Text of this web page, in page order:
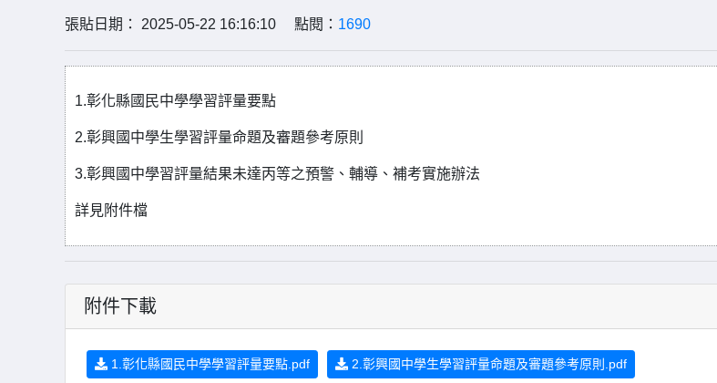
張貼日期： 2025-05-22 16:16:10 點閱： 1690
1.彰化縣國民中學學習評量要點
2.彰興國中學生學習評量命題及審題參考原則
3.彰興國中學習評量結果未達丙等之預警、輔導、補考實施辦法
詳見附件檔
附件下載
1.彰化縣國民中學學習評量要點.pdf 2.彰興國中學生學習評量命題及審題參考原則.pdf